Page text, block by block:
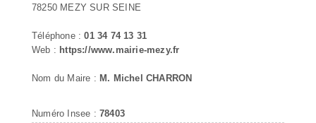
78250 MEZY SUR SEINE
Téléphone :01 34 74 13 31
Web : https://www.mairie-mezy.fr
Nom du Maire : M. Michel CHARRON
Numéro Insee : 78403